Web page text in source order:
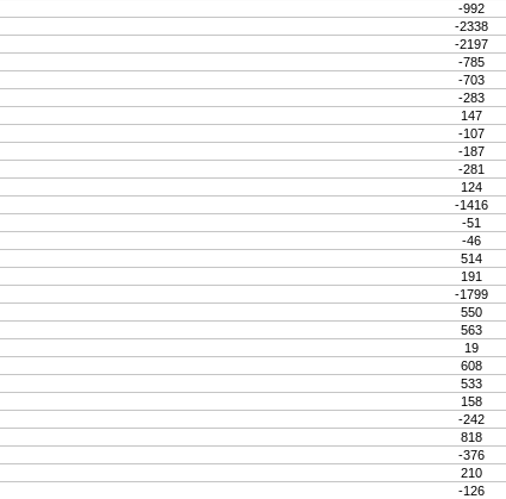
-992
-2338
-2197
-785
-703
-283
147
-107
-187
-281
124
-1416
-51
-46
514
191
-1799
550
563
19
608
533
158
-242
818
-376
210
-126